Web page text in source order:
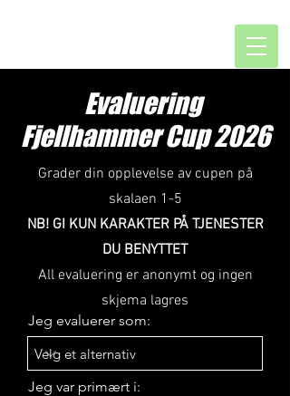
Evaluering
Fjellhammer Cup 2026
Grader din opplevelse av cupen på
skalaen 1-5
NB! GI KUN KARAKTER PÅ TJENESTER
DU BENYTTET
All evaluering er anonymt og ingen
skjema lagres
Jeg evaluerer som:
Jeg var primært i: